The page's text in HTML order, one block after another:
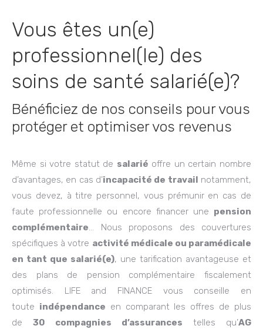
Vous êtes un(e)
professionnel(le) des
soins de santé salarié(e)?
Bénéficiez de nos conseils pour vous
protéger et optimiser vos revenus
Même si votre statut de salarié offre un certain nombre
d’avantages, en cas d’incapacité de travail notamment,
vous devez, à titre personnel, vous prémunir en cas de
faute professionnelle ou encore financer une pension
complémentaire… Nous proposons des couvertures
spécifiques à votre activité médicale ou paramédicale
en tant que salarié(e), une tarification avantageuse et
des plans de pension complémentaire fiscalement
optimisés. LIFE and FINANCE vous conseille en
toute indépendance en comparant les offres de plus
de30 compagnies d’assurances telles qu’AG